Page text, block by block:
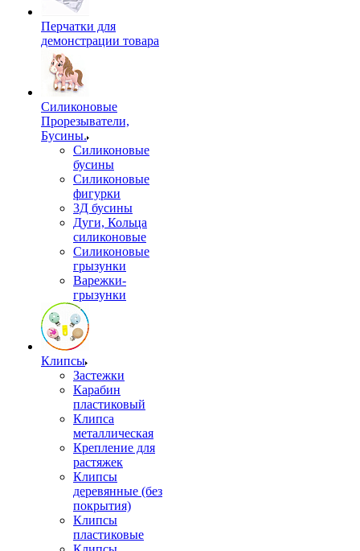
Перчатки для
демонстрации товара
Силиконовые
Прорезыватели,
Бусины.
Силиконовые
бусины
Силиконовые
фигурки
3Д бусины
Дуги, Кольца
силиконовые
Силиконовые
грызунки
Варежки-
грызунки
Клипсы
Застежки
Карабин
пластиковый
Клипса
металлическая
Крепление для
растяжек
Клипсы
деревянные (без
покрытия)
Клипсы
пластиковые